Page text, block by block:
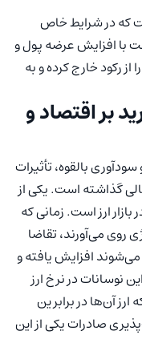
که در شرایط خاص
با افزایش عرضه پول و
رکود خارج کرده و به
بر اقتصاد و
بالقوه، تأثیرات
گذاشته است. یکی از
ارز است. زمانی که
روی می‌آورند، تقاضا
می‌شوند افزایش یافته و
نوسانات در نرخ ارز
آن‌ها در برابر ین
صادرات یکی از این